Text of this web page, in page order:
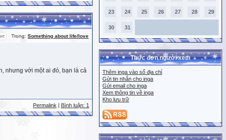
Trong: Something about life/love
nhưng với một ai đó, bạn là cả
Permalink Bình luận: 1
23 24 25 26 27 28 29
30 31
Thực đơn người xem
Thêm inga vào sổ địa chỉ
Gửi tin nhắn cho inga
Gửi email cho inga
Xem thông tin về inga
Kho lưu trữ